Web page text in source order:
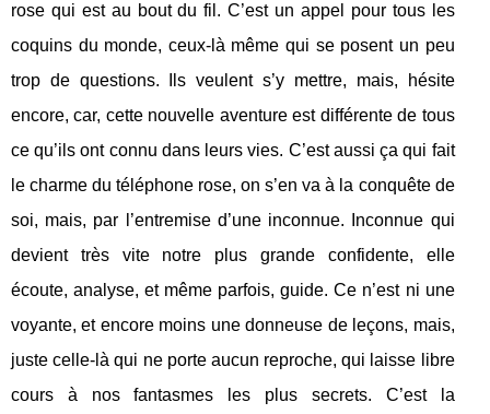
rose qui est au bout du fil. C’est un appel pour tous les
coquins du monde, ceux-là même qui se posent un peu
trop de questions. Ils veulent s’y mettre, mais, hésite
encore, car, cette nouvelle aventure est différente de tous
ce qu’ils ont connu dans leurs vies. C’est aussi ça qui fait
le charme du téléphone rose, on s’en va à la conquête de
soi, mais, par l’entremise d’une inconnue. Inconnue qui
devient très vite notre plus grande confidente, elle
écoute, analyse, et même parfois, guide. Ce n’est ni une
voyante, et encore moins une donneuse de leçons, mais,
juste celle-là qui ne porte aucun reproche, qui laisse libre
cours à nos fantasmes les plus secrets. C’est la